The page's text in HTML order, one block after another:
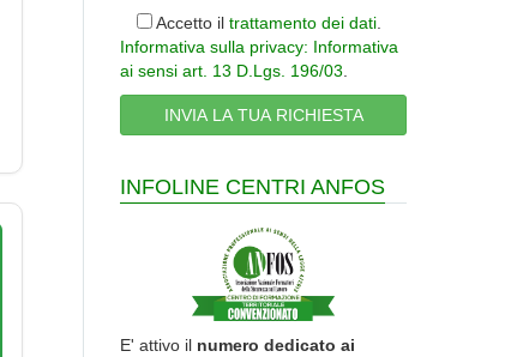
Accetto il trattamento dei dati
Informativa sulla privacy: Informativa
ai sensi art. 13 D.Lgs. 196/03
INFOLINE CENTRI ANFOS
E' attivo il numero dedicato ai